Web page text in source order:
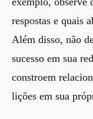
respostas e quais
Além disso, não
sucesso em sua
constroem
lições em sua